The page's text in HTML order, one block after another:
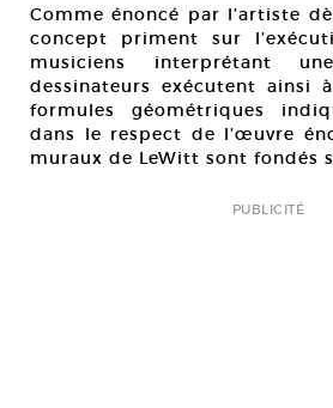
Comme énoncé par l’artiste
concept priment sur
musiciens interprétant
dessinateurs exécutent ainsi
formules géométriques
dans le respect de l’œuvre
muraux de LeWitt sont fondés
PUBLICITÉ